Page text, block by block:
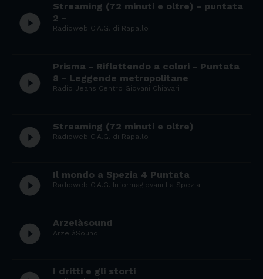
play_circle_filled
Streaming (72 minuti e oltre) - puntata
2 -
Radioweb C.A.G. di Rapallo
play_circle_filled
Prisma - Riflettendo a colori - Puntata
8 - Leggende metropolitane
Radio Jeans Centro Giovani Chiavari
play_circle_filled Streaming (72 minuti e oltre)
Radioweb C.A.G. di Rapallo
play_circle_filled Il mondo a Spezia 4 Puntata
Radioweb C.A.G. Informagiovani La Spezia
play_circle_filled Arzelàsound
ArzelàSound
I dritti e gli storti